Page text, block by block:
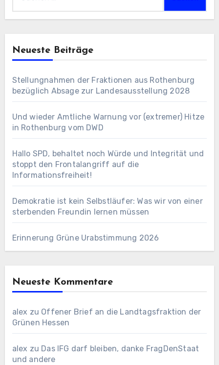
Neueste Beiträge
Stellungnahmen der Fraktionen aus Rothenburg
bezüglich Absage zur Landesausstellung 2028
Und wieder Amtliche Warnung vor (extremer) Hitze
in Rothenburg vom DWD
Hallo SPD, behaltet noch Würde und Integrität und
stoppt den Frontalangriff auf die
Informationsfreiheit!
Demokratie ist kein Selbstläufer: Was wir von einer
sterbenden Freundin lernen müssen
Erinnerung Grüne Urabstimmung 2026
Neueste Kommentare
alex zu Offener Brief an die Landtagsfraktion der
Grünen Hessen
alex zu Das IFG darf bleiben, danke FragDenStaat
und andere